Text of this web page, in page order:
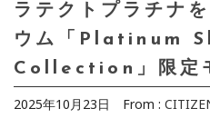
ラテクトプラチナ
ウム「Platinum
Collection」限定
2025年10月23日 From :